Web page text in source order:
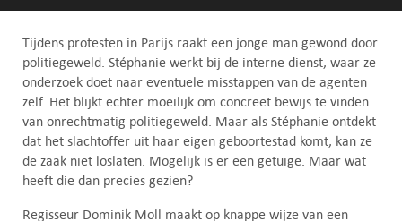
Tijdens protesten in Parijs raakt een jonge man gewond door
politiegeweld. Stéphanie werkt bij de interne dienst, waar ze
onderzoek doet naar eventuele misstappen van de agenten
zelf. Het blijkt echter moeilijk om concreet bewijs te vinden
van onrechtmatig politiegeweld. Maar als Stéphanie ontdekt
dat het slachtoffer uit haar eigen geboortestad komt, kan ze
de zaak niet loslaten. Mogelijk is er een getuige. Maar wat
heeft die dan precies gezien?
Regisseur Dominik Moll maakt op knappe wijze van een